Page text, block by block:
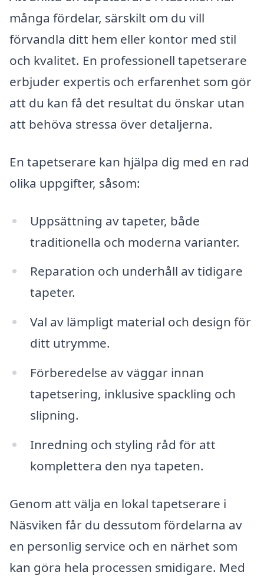
många fördelar, särskilt om du vill
förvandla ditt hem eller kontor med stil
och kvalitet. En professionell tapetserare
erbjuder expertis och erfarenhet som gör
att du kan få det resultat du önskar utan
att behöva stressa över detaljerna.
En tapetserare kan hjälpa dig med en rad
olika uppgifter, såsom:
Uppsättning av tapeter, både
traditionella och moderna varianter.
Reparation och underhåll av tidigare
tapeter.
Val av lämpligt material och design för
ditt utrymme.
Förberedelse av väggar innan
tapetsering, inklusive spackling och
slipning.
Inredning och styling råd för att
komplettera den nya tapeten.
Genom att välja en lokal tapetserare i
Näsviken får du dessutom fördelarna av
en personlig service och en närhet som
kan göra hela processen smidigare. Med